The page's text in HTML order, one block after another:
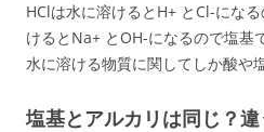
HClは水に溶けるとH+ とCl-にな
けるとNa+ とOH-になるので塩基
水に溶ける物質に関してしか酸や
塩基とアルカリは同じ？違